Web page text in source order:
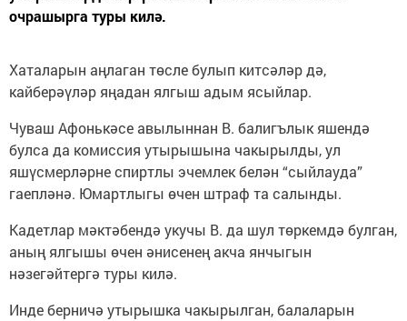
очрашырга туры килә.
Хаталарын аңлаган төсле булып китсәләр дә,
кайберәүләр яңадан ялгыш адым ясыйлар.
Чуваш Афонькәсе авылыннан В. балигълык яшендә
булса да комиссия утырышына чакырылды, ул
яшүсмерләрне спиртлы эчемлек белән “сыйлауда”
гаепләнә. Юмартлыгы өчен штраф та салынды.
Кадетлар мәктәбендә укучы В. да шул төркемдә булган,
аның ялгышы өчен әнисенең акча янчыгын
нәзегәйтергә туры килә.
Инде берничә утырышка чакырылган, балаларын